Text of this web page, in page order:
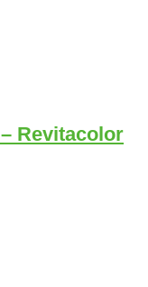
Revitacolor